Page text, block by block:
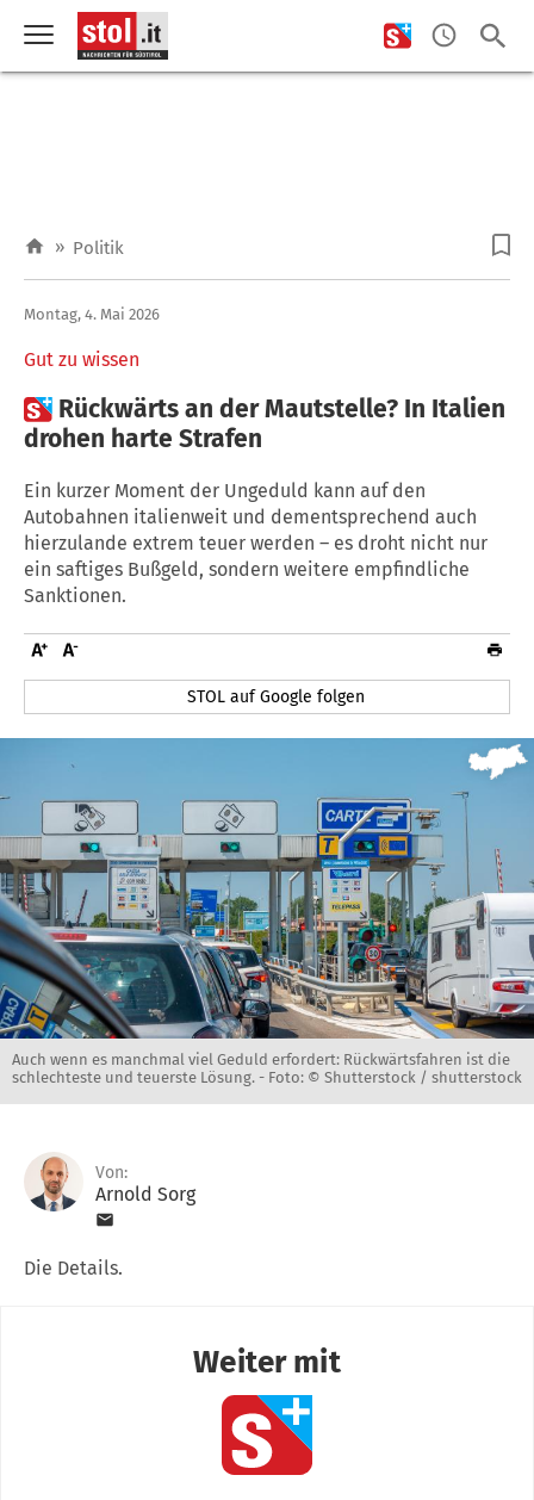
» Politik
Gut zu wissen
Montag, 4. Mai 2026
 Rückwärts an der Mautstelle? In Italien
drohen harte Strafen
Ein kurzer Moment der Ungeduld kann auf den
Autobahnen italienweit und dementsprechend auch
hierzulande extrem teuer werden – es droht nicht nur
ein saftiges Bußgeld, sondern weitere empfindliche
Sanktionen.
STOL auf Google folgen
Auch wenn es manchmal viel Geduld erfordert: Rückwärtsfahren ist die
schlechteste und teuerste Lösung. - Foto: © Shutterstock / shutterstock
Von:
Arnold Sorg
Die Details.